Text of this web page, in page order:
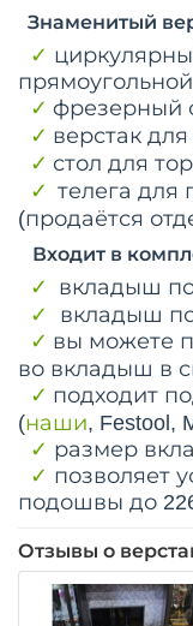
Знаменитый
✓
✓ фрезерный
✓ верстак
✓ стол для
✓ телега для
(продаётся
Входит в
✓
вкладыш
✓ вкладыш
✓ вы можете
во вкладыш в
✓ подходит
(наши, Festool,
✓ размер
✓ позволяет
подошвы до
Отзывы о